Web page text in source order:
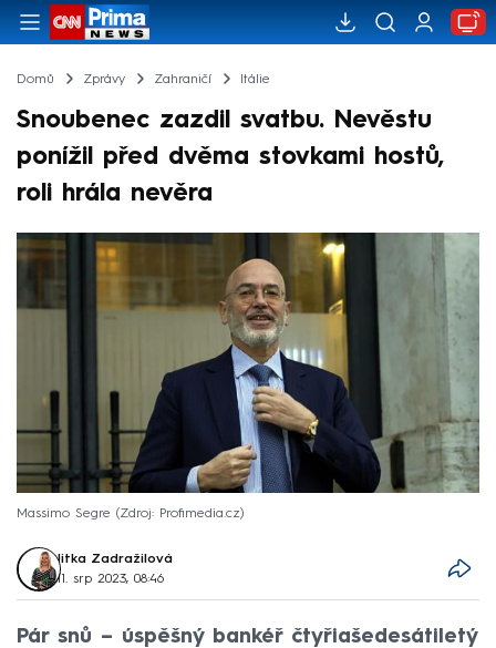
Domů Zprávy Zahraničí Itálie
Snoubenec zazdil svatbu. Nevěstu
ponížil před dvěma stovkami hostů,
roli hrála nevěra
Massimo Segre Zdroj: Profimedia.cz
Jitka Zadražilová
11. srp 2023, 08:46
Pár snů –⁠ úspěšný bankéř čtyřiašedesátiletý